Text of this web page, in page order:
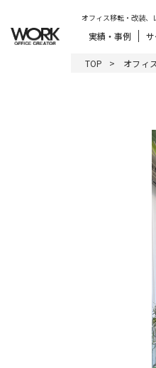
オフィス移転・改装、
実績・事例
TOP オフィ